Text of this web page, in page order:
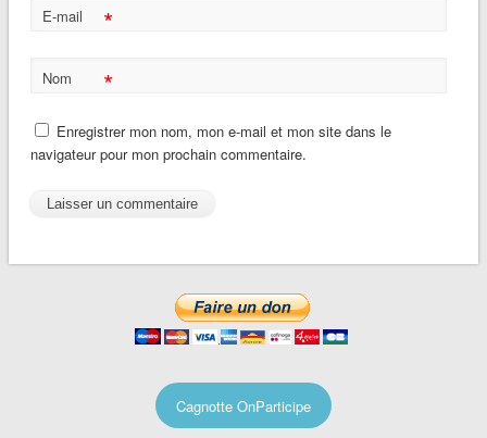
E-mail *
Nom *
Enregistrer mon nom, mon e-mail et mon site dans le
navigateur pour mon prochain commentaire.
Cagnotte OnParticipe